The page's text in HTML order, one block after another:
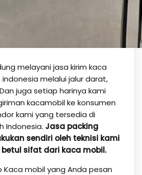
melayani jasa kirim kaca
indonesia melalui jalur darat,
juga setiap harinya kami
kacamobil ke konsumen
kami yang tersedia di
Indonesia. Jasa packing
sendiri oleh teknisi kami
sifat dari kaca mobil.
Kaca mobil yang Anda pesan